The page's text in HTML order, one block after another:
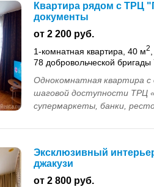
Квартира рядом с ТРЦ
документы
от 2 200 руб.
1-комнатная квартира, 40 м2
78 добровольческой
Однокомнатная квартира с
шаговой доступности ТРЦ
супермаркеты, банки,
Эксклюзивный
джакузи
от 2 800 руб.